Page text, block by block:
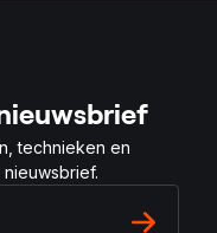
technieken en